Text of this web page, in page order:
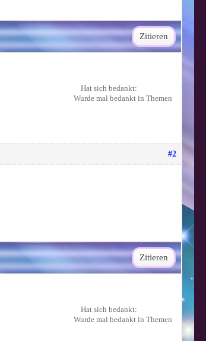
Zitieren
Hat sich bedankt:
Wurde mal bedankt in Themen
#2
Zitieren
Hat sich bedankt:
Wurde mal bedankt in Themen